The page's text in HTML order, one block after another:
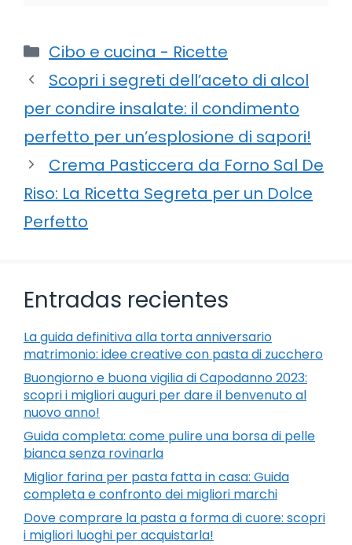
Categorie
Cibo e cucina - Ricette
Scopri i segreti dell’aceto di alcol
per condire insalate: il condimento
perfetto per un’esplosione di sapori!
Crema Pasticcera da Forno Sal De
Riso: La Ricetta Segreta per un Dolce
Perfetto
Entradas recientes
La guida definitiva alla torta anniversario
matrimonio: idee creative con pasta di zucchero
Buongiorno e buona vigilia di Capodanno 2023:
scopri i migliori auguri per dare il benvenuto al
nuovo anno!
Guida completa: come pulire una borsa di pelle
bianca senza rovinarla
Miglior farina per pasta fatta in casa: Guida
completa e confronto dei migliori marchi
Dove comprare la pasta a forma di cuore: scopri
i migliori luoghi per acquistarla!